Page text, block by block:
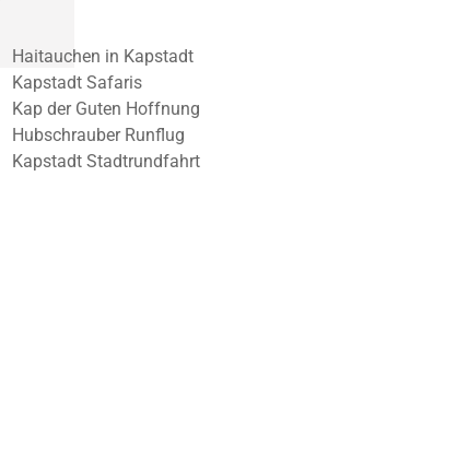
Haitauchen in Kapstadt
Kapstadt Safaris
Kap der Guten Hoffnung
Hubschrauber Runflug
Kapstadt Stadtrundfahrt